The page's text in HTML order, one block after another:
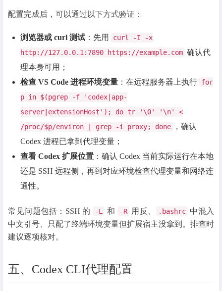
配置完成后，可以通过以下方式验证：
浏览器或 curl 测试 ：先用
curl -I -x
http://127.0.0.1:7890 https://example.com 确认代
理本身可用；
检查 VS Code 进程环境变量 ：在远程服务器上执行 for
p in $(pgrep -f 'codex|app-
server|extensionHost'); do tr '\0' '\n' <
/proc/$p/environ | grep -i proxy; done
，确认
Codex 进程已拿到代理变量；
查看 Codex 扩展位置 ：确认 Codex 当前实际运行在本地
还是 SSH 远程侧，再到对应环境检查代理变量和网络连
通性。
常见问题包括：SSH 的 -L 和 -R 用反、 .bashrc 中混入
中文引号、只配了终端环境变量但扩展宿主没拿到。排查时
建议逐项核对。
五、Codex CLI代理配置